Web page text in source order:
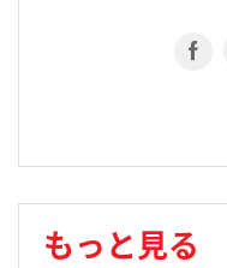
もっと見る